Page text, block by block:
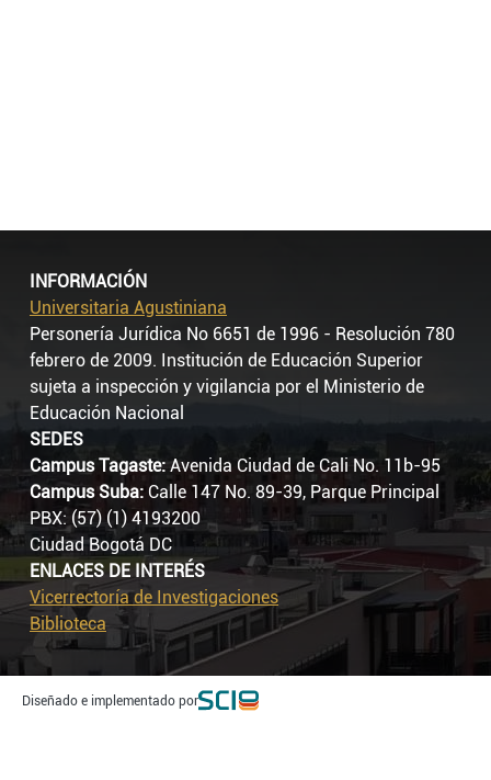
INFORMACIÓN
Universitaria Agustiniana
Personería Jurídica No 6651 de 1996 - Resolución 780
febrero de 2009. Institución de Educación Superior
sujeta a inspección y vigilancia por el Ministerio de
Educación Nacional
SEDES
Campus Tagaste:Avenida Ciudad de Cali No. 11b-95
Campus Suba: Calle 147 No. 89-39, Parque Principal
PBX: (57) (1) 4193200
Ciudad Bogotá DC
ENLACES DE INTERÉS
Vicerrectoría de Investigaciones
Biblioteca
Diseñado e implementado por